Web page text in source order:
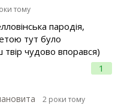
тому
1
пародія,
тут було
чудово впорався)
2 роки тому